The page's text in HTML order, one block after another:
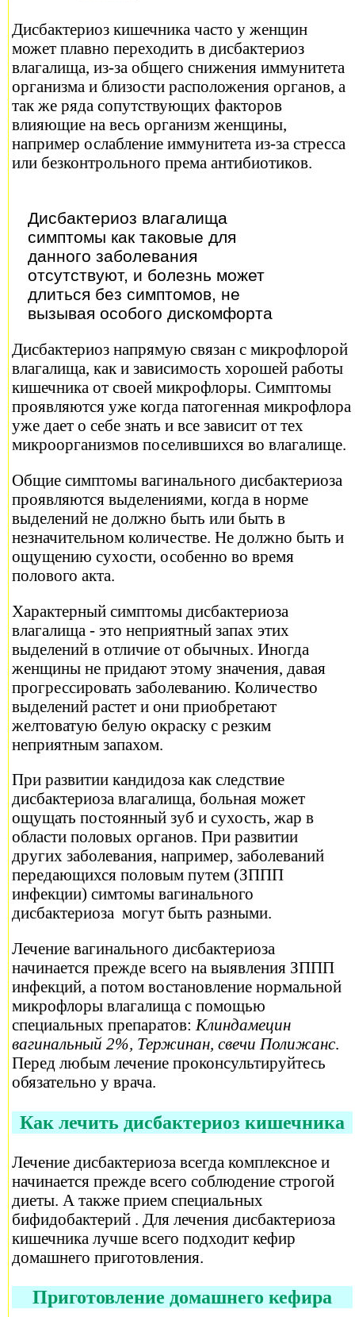
Дисбактериоз кишечника часто у женщин
может плавно переходить в дисбактериоз
влагалища, из-за общего снижения иммунитета
организма и близости расположения органов, а
так же ряда сопутствующих факторов
влияющие на весь организм женщины,
например ослабление иммунитета из-за стресса
или безконтрольного према антибиотиков.
Дисбактериоз влагалища
симптомы как таковые для
данного заболевания
отсутствуют, и болезнь может
длиться без симптомов, не
вызывая особого дискомфорта
Дисбактериоз напрямую связан с микрофлорой
влагалища, как и зависимость хорошей работы
кишечника от своей микрофлоры. Симптомы
проявляются уже когда патогенная микрофлора
уже дает о себе знать и все зависит от тех
микроорганизмов поселившихся во влагалище.
Общие симптомы вагинального дисбактериоза
проявляются выделениями, когда в норме
выделений не должно быть или быть в
незначительном количестве. Не должно быть и
ощущению сухости, особенно во время
полового акта.
Характерный симптомы дисбактериоза
влагалища - это неприятный запах этих
выделений в отличие от обычных. Иногда
женщины не придают этому значения, давая
прогрессировать заболеванию. Количество
выделений растет и они приобретают
желтоватую белую окраску с резким
неприятным запахом.
При развитии кандидоза как следствие
дисбактериоза влагалища, больная может
ощущать постоянный зуб и сухость, жар в
области половых органов. При развитии
других заболевания, например, заболеваний
передающихся половым путем (ЗППП
инфекции) симтомы вагинального
дисбактериоза могут быть разными.
Лечение вагинального дисбактериоза
начинается прежде всего на выявления ЗППП
инфекций, а потом востановление нормальной
микрофлоры влагалища с помощью
специальных препаратов: Клиндамецин
вагинальный 2%, Тержинан, свечи Полижанс.
Перед любым лечение проконсультируйтесь
обязательно у врача.
Как лечить дисбактериоз кишечника
Лечение дисбактериоза всегда комплексное и
начинается прежде всего соблюдение строгой
диеты. А также прием специальных
бифидобактерий . Для лечения дисбактериоза
кишечника лучше всего подходит кефир
домашнего приготовления.
Приготовление домашнего кефира